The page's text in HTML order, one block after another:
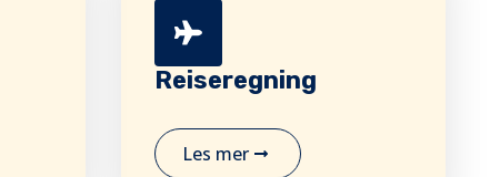
Reiseregning
Les mer